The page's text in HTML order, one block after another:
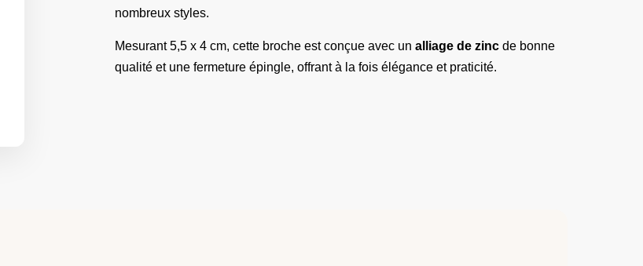
nombreux styles.
Mesurant 5,5 x 4 cm, cette broche est conçue avec un alliage de zinc de bonne
qualité et une fermeture épingle, offrant à la fois élégance et praticité.